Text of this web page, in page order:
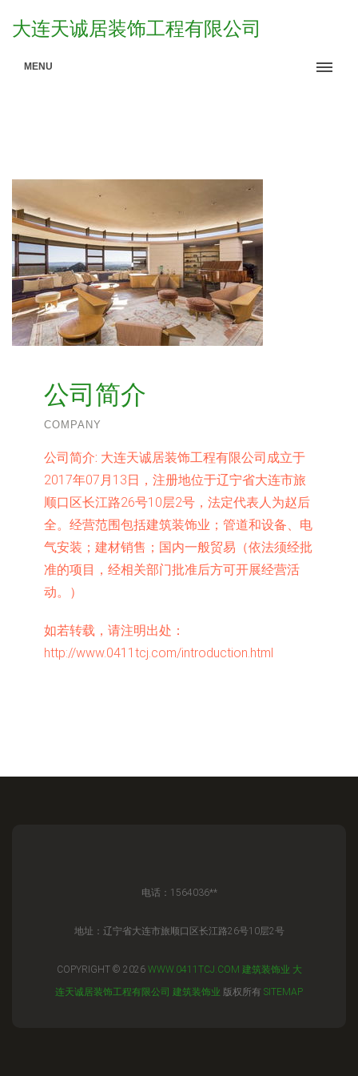
大连天诚居装饰工程有限公司
MENU
公司简介
COMPANY
公司简介: 大连天诚居装饰工程有限公司成立于
2017年07月13日，注册地位于辽宁省大连市旅
顺口区长江路26号10层2号，法定代表人为赵后
全。经营范围包括建筑装饰业；管道和设备、电
气安装；建材销售；国内一般贸易（依法须经批
准的项目，经相关部门批准后方可开展经营活
动。）
如若转载，请注明出处：
http://www.0411tcj.com/introduction.html
电话：1564036**
地址：辽宁省大连市旅顺口区长江路26号10层2号
COPYRIGHT © 2026 WWW.0411TCJ.COM 建筑装饰业 大
连天诚居装饰工程有限公司 建筑装饰业 版权所有 SITEMAP